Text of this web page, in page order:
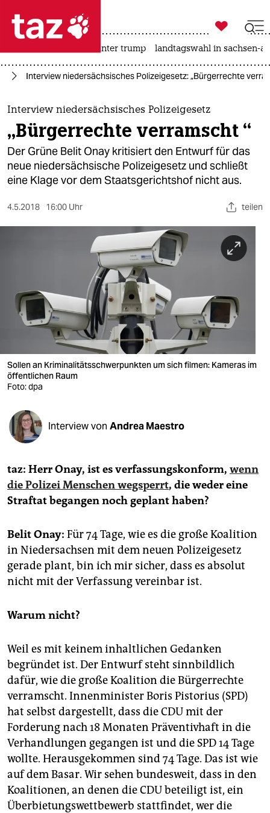
 taz zahl ich
taz zahl ich
themen
politik
öko
gesellschaft
nord
wahrheit
verlag
verlag
shop
fragen & hilfe
unterstützen
abo
epaper login

taz zahl ich
usa unter trump landtagswahl in sachsen-
Interview niedersächsisches Polizeigesetz: „Bürgerrechte
Interview niedersächsisches Polizeigesetz
„Bürgerrechte verramscht “
Der Grüne Belit Onay kritisiert den Entwurf für das
neue niedersächsische Polizeigesetz und schließt
eine Klage vor dem Staatsgerichtshof nicht aus.
4.5.2018 16:00 Uhr teilen
Sollen an Kriminalitätsschwerpunkten um sich filmen: Kameras im
öffentlichen Raum
Foto: dpa
Interview von Andrea Maestro
taz: Herr Onay, ist es verfassungskonform, wenn
die Polizei Menschen wegsperrt, die weder eine
Straftat begangen noch geplant haben?
Belit Onay: Für 74 Tage, wie es die große Koalition
in Niedersachsen mit dem neuen Polizeigesetz
gerade plant, bin ich mir sicher, dass es absolut
nicht mit der Verfassung vereinbar ist.
Warum nicht?
Weil es mit keinem inhaltlichen Gedanken
begründet ist. Der Entwurf steht sinnbildlich
dafür, wie die große Koalition die Bürgerrechte
verramscht. Innenminister Boris Pistorius (SPD)
hat selbst dargestellt, dass die CDU mit der
Forderung nach 18 Monaten Präventivhaft in die
Verhandlungen gegangen ist und die SPD 14 Tage
wollte. Herausgekommen sind 74 Tage. Das ist wie
auf dem Basar. Wir sehen bundesweit, dass in den
Koalitionen, an denen die CDU beteiligt ist, ein
Überbietungswettbewerb stattfindet, wer die